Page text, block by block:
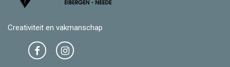
Creativiteit en vakmanschap